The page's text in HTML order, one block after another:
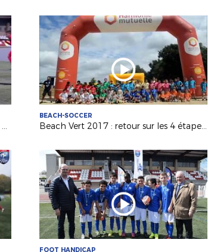
Découvrez la structure « Foot5 Mobile FFF » !
BEACH-SOCCER
Beach Vert 2017 : retour sur les 4 étapes de la 1ère semaine !
FOOT HANDICAP